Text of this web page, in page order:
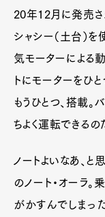
20年12月に発売さ
シャシー（土台）
気モーターによる
トにモーターをひ
もうひとつ、搭載。
ちよく運転できるの
ノートよいなあ、と
のノート・オーラ。
がかすんでしまっ